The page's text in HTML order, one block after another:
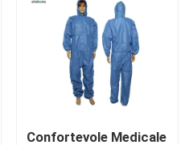
Confortevole Medicale